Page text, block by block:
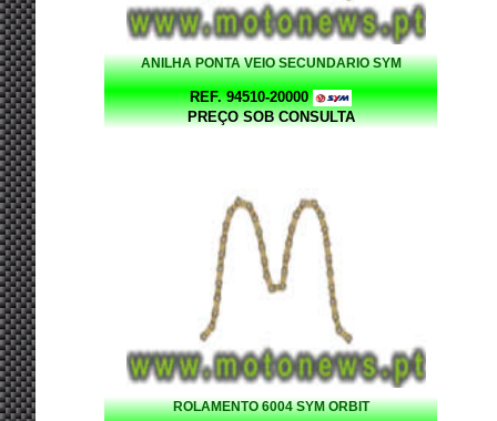
ANILHA PONTA VEIO SECUNDARIO SYM
REF. 94510-20000
PREÇO SOB CONSULTA
ROLAMENTO 6004 SYM ORBIT